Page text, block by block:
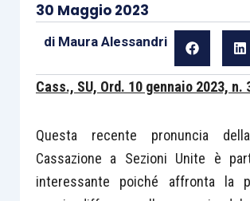
30 Maggio 2023
di Maura Alessandri
Cass., SU, Ord. 10 gennaio 2023, n.
Questa recente pronuncia
Cassazione a Sezioni Unite è
interessante poiché affronta la